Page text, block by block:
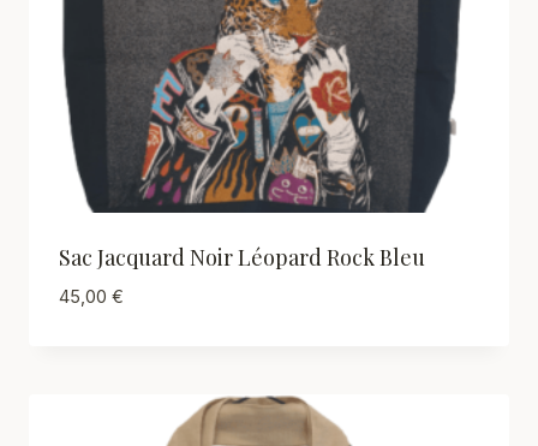
Sac Jacquard Noir Léopard Rock Bleu
45,00 €